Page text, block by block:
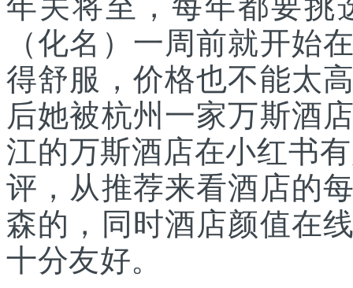
（化名）一周前就开始
得舒服，价格也不能太
后她被杭州一家万斯酒
江的万斯酒店在小红书
评，从推荐来看酒店的
森的，同时酒店颜值在
十分友好。